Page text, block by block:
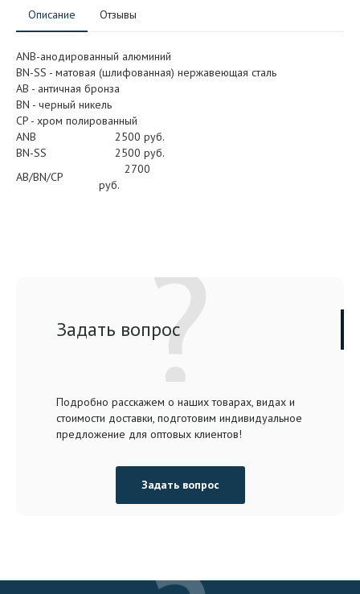
Описание Отзывы
ANB-анодированный алюминий
BN-SS - матовая (шлифованная) нержавеющая сталь
АB - античная бронза
BN - черный никель
CP - хром полированный
ANB
2500 руб.
BN-SS
2500 руб.
AB/BN/CP
2700
руб.
Задать вопрос
Подробно расскажем о наших товарах, видах и
стоимости доставки, подготовим индивидуальное
предложение для оптовых клиентов!
Задать вопрос